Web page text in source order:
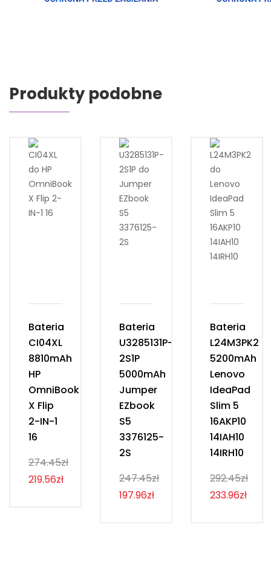
Produkty podobne
Bateria
CI04XL
8810mAh
HP
OmniBook
X Flip
2-IN-1
16
274.45zł
219.56zł
Bateria
U3285131P-
2S1P
5000mAh
Jumper
EZbook
S5
3376125-
2S
247.45zł
197.96zł
Bateria
L24M3PK2
5200mAh
Lenovo
IdeaPad
Slim 5
16AKP10
14IAH10
14IRH10
292.45zł
233.96zł